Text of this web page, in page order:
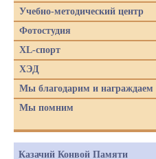
Учебно-методический центр
Фотостудия
XL-спорт
ХЭД
Мы благодарим и награждаем
Мы помним
Казачий Конвой Памяти